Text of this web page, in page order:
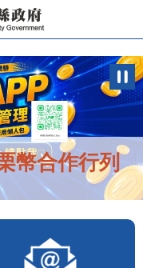
幣合作行列